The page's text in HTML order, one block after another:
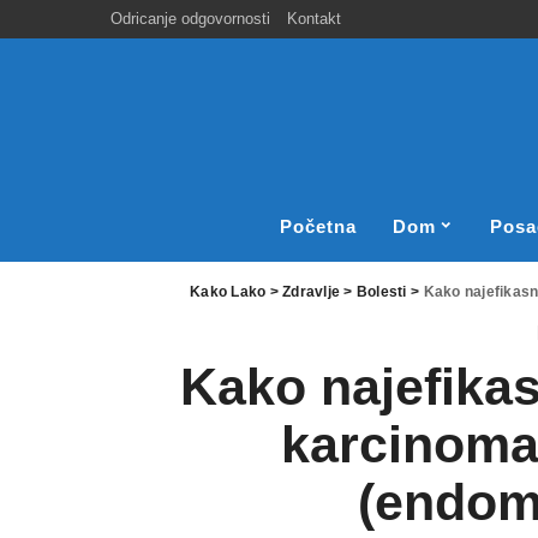
Odricanje odgovornosti Kontakt
Početna Dom
Kako Lako >Zdravlje > Bolesti > Kako
Kako